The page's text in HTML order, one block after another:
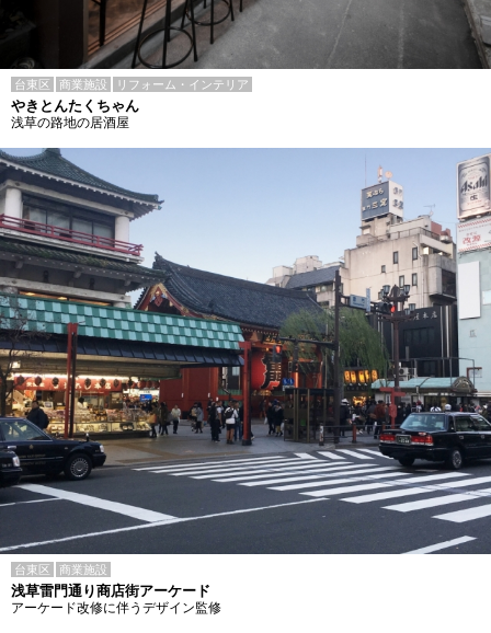
台東区 商業施設 リフォーム・インテリア
やきとんたくちゃん
浅草の路地の居酒屋
台東区 商業施設
浅草雷門通り商店街アーケード
アーケード改修に伴うデザイン監修